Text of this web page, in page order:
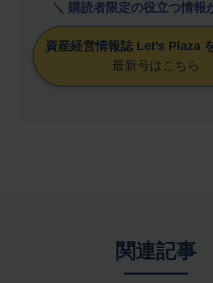
＼ 購読者限定の役立つ情報
資産経営情報誌 Let’s Plaza
最新号はこちら
関連記事